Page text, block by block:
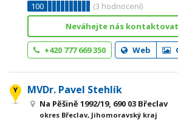
100
(3 hodnocení)
Neváhejte nás
+420 777 669 350 Web
MVDr. Pavel Stehlík
Na Pěšině 1992/19, 690 03 Břeclav
okres Břeclav, Jihomoravský kraj